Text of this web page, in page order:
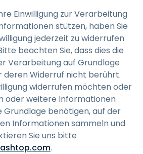
Einwilligung zur Verarbeitung
stützen, haben Sie
jederzeit zu widerrufen
beachten Sie, dass dies die
Verarbeitung auf Grundlage
deren Widerruf nicht berührt.
widerrufen möchten oder
oder weitere Informationen
benötigen, auf der
Informationen sammeln und
Sie uns bitte
.